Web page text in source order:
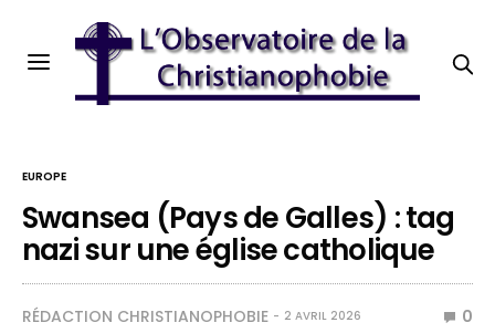
EUROPE
Swansea (Pays de Galles) : tag
nazi sur une église catholique
RÉDACTION CHRISTIANOPHOBIE 2 AVRIL 2026 0